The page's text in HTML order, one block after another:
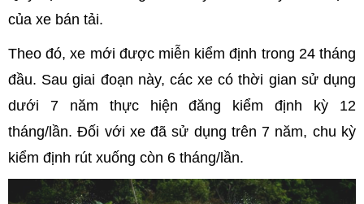
của xe bán tải.
Theo đó, xe mới được miễn kiểm định trong 24 tháng
đầu. Sau giai đoạn này, các xe có thời gian sử dụng
dưới 7 năm thực hiện đăng kiểm định kỳ 12
tháng/lần. Đối với xe đã sử dụng trên 7 năm, chu kỳ
kiểm định rút xuống còn 6 tháng/lần.